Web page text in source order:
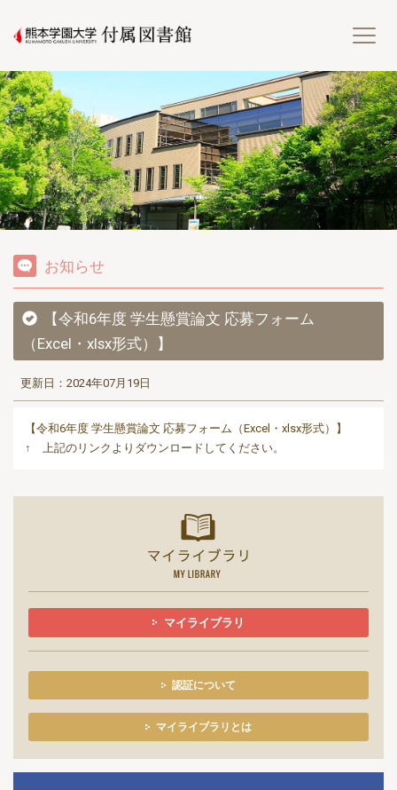
熊
お知らせ
【令和6年度 学生懸賞論文 応募フォーム
（Excel・xlsx形式）】
更新日：2024年07月19日
【令和6年度 学生懸賞論文 応募フォーム（Excel・xlsx形式）】
↑ 上記のリンクよりダウンロードしてください。
マイライブラリ
認証について
マイライブラリとは